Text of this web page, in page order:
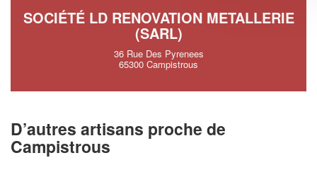
SOCIÉTÉ LD RENOVATION METALLERIE
(SARL)
36 Rue Des Pyrenees
65300 Campistrous
D’autres artisans proche de
Campistrous